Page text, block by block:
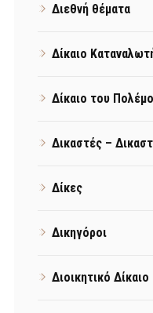
Διεθνή θέματα
Δίκαιο
Δίκαιο του
Δικαστές –
Δίκες
Δικηγόροι
Διοικητικό Δίκαιο